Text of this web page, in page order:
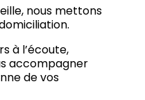
nous mettons
à l’écoute,
accompagner
de vos